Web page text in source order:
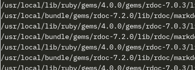
/usr/local/lib/ruby/gems/4.0.0/gems/rdoc-7.0.3/
/usr/local/bundle/gems/rdoc-7.2.0/lib/rdoc/
/usr/local/lib/ruby/gems/4.0.0/gems/rdoc-7.0.3/
/usr/local/bundle/gems/rdoc-7.2.0/lib/rdoc/
/usr/local/lib/ruby/gems/4.0.0/gems/rdoc-
/usr/local/bundle/gems/rdoc-7.2.0/lib/rdoc/
/usr/local/lib/ruby/gems/4.0.0/gems/rdoc-